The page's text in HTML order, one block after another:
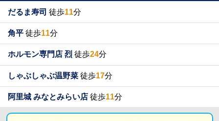
だるま寿司 徒歩11分
角平 徒歩11分
ホルモン専門店 烈 徒歩24分
しゃぶしゃぶ温野菜 徒歩17分
阿里城 みなとみらい店 徒歩11分